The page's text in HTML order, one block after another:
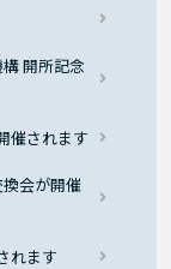
開所記念
催されます
換会が開催
れます